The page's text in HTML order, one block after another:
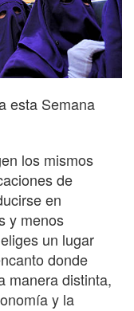
esta Semana
los mismos
de
en
y menos
un lugar
donde
manera distinta,
y la